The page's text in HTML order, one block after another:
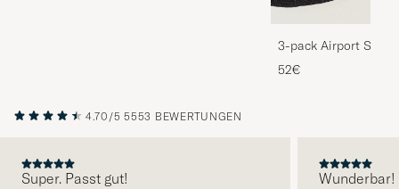
3-pack Airport
Melange
52€
4.70/5 5553 BEWERTUNGEN
Super. Passt gut! Wunderbar!